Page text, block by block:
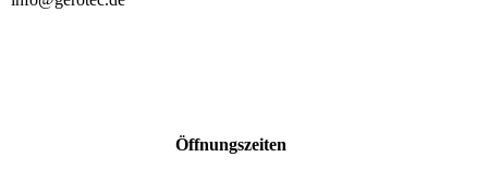
Öffnungszeiten